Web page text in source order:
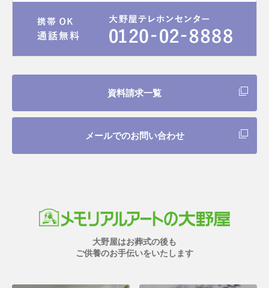
資料請求一覧
メールでのお問い合わせ
大野屋はお葬式の後も
ご供養のお手伝いをいたします